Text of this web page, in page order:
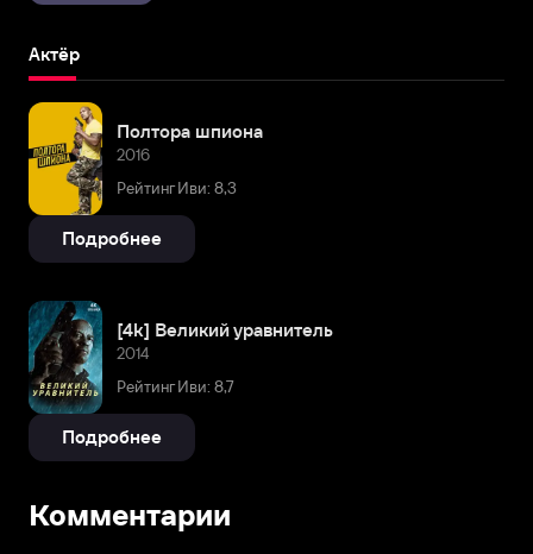
Актёр
Полтора шпиона
2016
Рейтинг Иви: 8,3
Подробнее
[4k] Великий уравнитель
2014
Рейтинг Иви: 8,7
Подробнее
Комментарии